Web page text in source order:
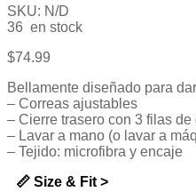
con
0
de
5
SKU: N/D
36 en stock
$74.99
Bellamente diseñado para
– Correas ajustables
– Cierre trasero con 3 filas de
– Lavar a mano (o lavar a
– Tejido: microfibra y encaje
📏 Size & Fit >